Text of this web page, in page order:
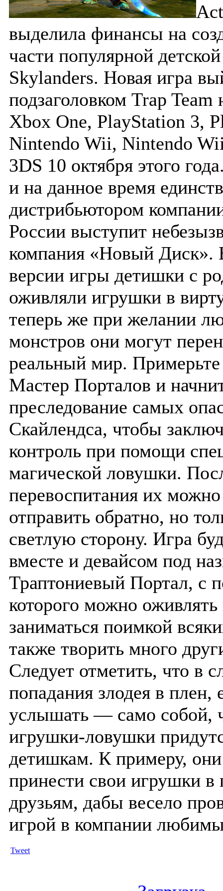
выделила финансы на
части популярной
Skylanders. Новая игра
подзаголовком Trap
Xbox One, PlayStation 3,
Nintendo Wii, Nintendo
3DS 10 октября этого
и на данное время
дистрибьютором
России выступит
компания «Новый Диск».
версии игры детишки с
оживляли игрушки в
теперь же при желании
монстров они могут
реальный мир. Примерьте
Мастер Порталов и
преследование самых
Скайлендса, чтобы
контроль при помощи
магической ловушки.
перевоспитания их можно
отправить обратно, но
светлую сторону. Игра
вместе и девайсом под
Траптониевый Портал, с
которого можно оживлять
заниматься поимкой
также творить много
Следует отметить, что в
попадания злодея в плен,
услышать — само собой,
игрушки-ловушки
детишкам. К примеру,
принести свои игрушки в
друзьям, дабы весело
игрой в компании
Tweet